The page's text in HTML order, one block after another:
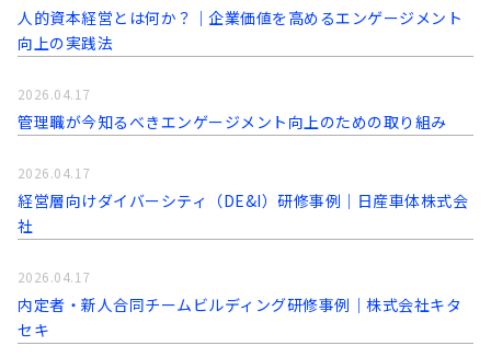
人的資本経営とは何か？｜企業価値を高めるエンゲージメント
向上の実践法
管理職が今知るべきエンゲージメント向上のための取り組み
2026.04.17
経営層向けダイバーシティ（DE&I）研修事例｜日産車体株式会
社
2026.04.17
内定者・新人合同チームビルディング研修事例｜株式会社キタ
セキ
2026.04.17